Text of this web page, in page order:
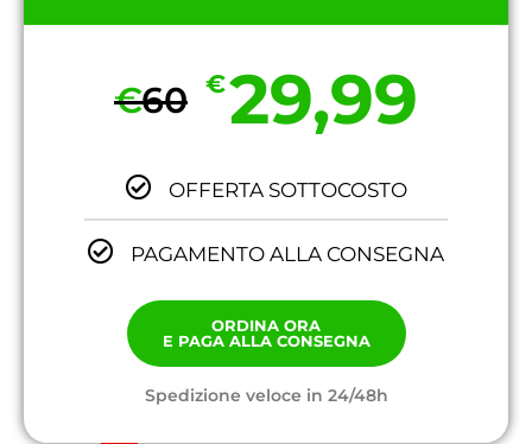
€60 €29,99
OFFERTA SOTTOCOSTO
PAGAMENTO ALLA CONSEGNA
ORDINA ORA
E PAGA ALLA CONSEGNA
Spedizione veloce in 24/48h